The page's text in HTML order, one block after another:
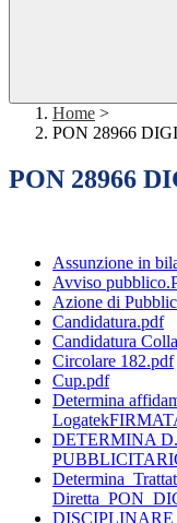
Home >
PON 28966
PON 28966
Assunzione in
Avviso
Azione di
Candidatura.pdf
Candidatura
Circolare 182.pdf
Cup.pdf
Determina
DETERMINA